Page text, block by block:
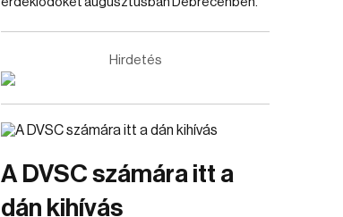
Hirdetés
A DVSC számára itt a
dán kihívás